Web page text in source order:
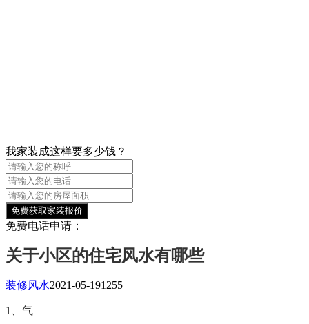
我家装成这样要多少钱？
免费电话申请：
关于小区的住宅风水有哪些
装修风水2021-05-191255
1、气